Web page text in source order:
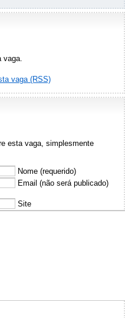
vaga.
vaga (RSS)
esta vaga, simplesmente
Nome (requerido)
Email (não será publicado)
Site